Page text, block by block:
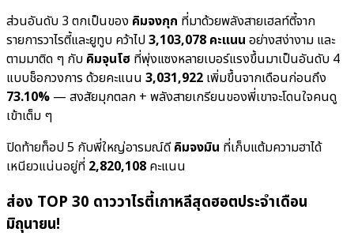
ส่วนอันดับ 3 ตกเป็นของ คิมจงกุก ที่มาด้วยพลังสายเฮลท์ตี้จาก
รายการวาไรตี้และยูทูบ คว้าไป3,103,078 คะแนน อย่างสง่างาม และ
ตามมาติด ๆ กับ คิมจุนโฮ ที่พุ่งแซงหลายเบอร์แรงขึ้นมาเป็นอันดับ 4
แบบช็อกวงการ ด้วยคะแนน 3,031,922 เพิ่มขึ้นจากเดือนก่อนถึง
73.10% — สงสัยมุกตลก + พลังสายเกรียนของพี่เขาจะโดนใจคนดู
เข้าเต็ม ๆ
ปิดท้ายท็อป 5 กับพี่ใหญ่อารมณ์ดีคิมจงมิน ที่เก็บแต้มความฮาได้
เหนียวแน่นอยู่ที่ 2,820,108 คะแนน
ส่อง TOP 30 ดาววาไรตี้เกาหลีสุดฮอตประจำเดือน
มิถุนายน!